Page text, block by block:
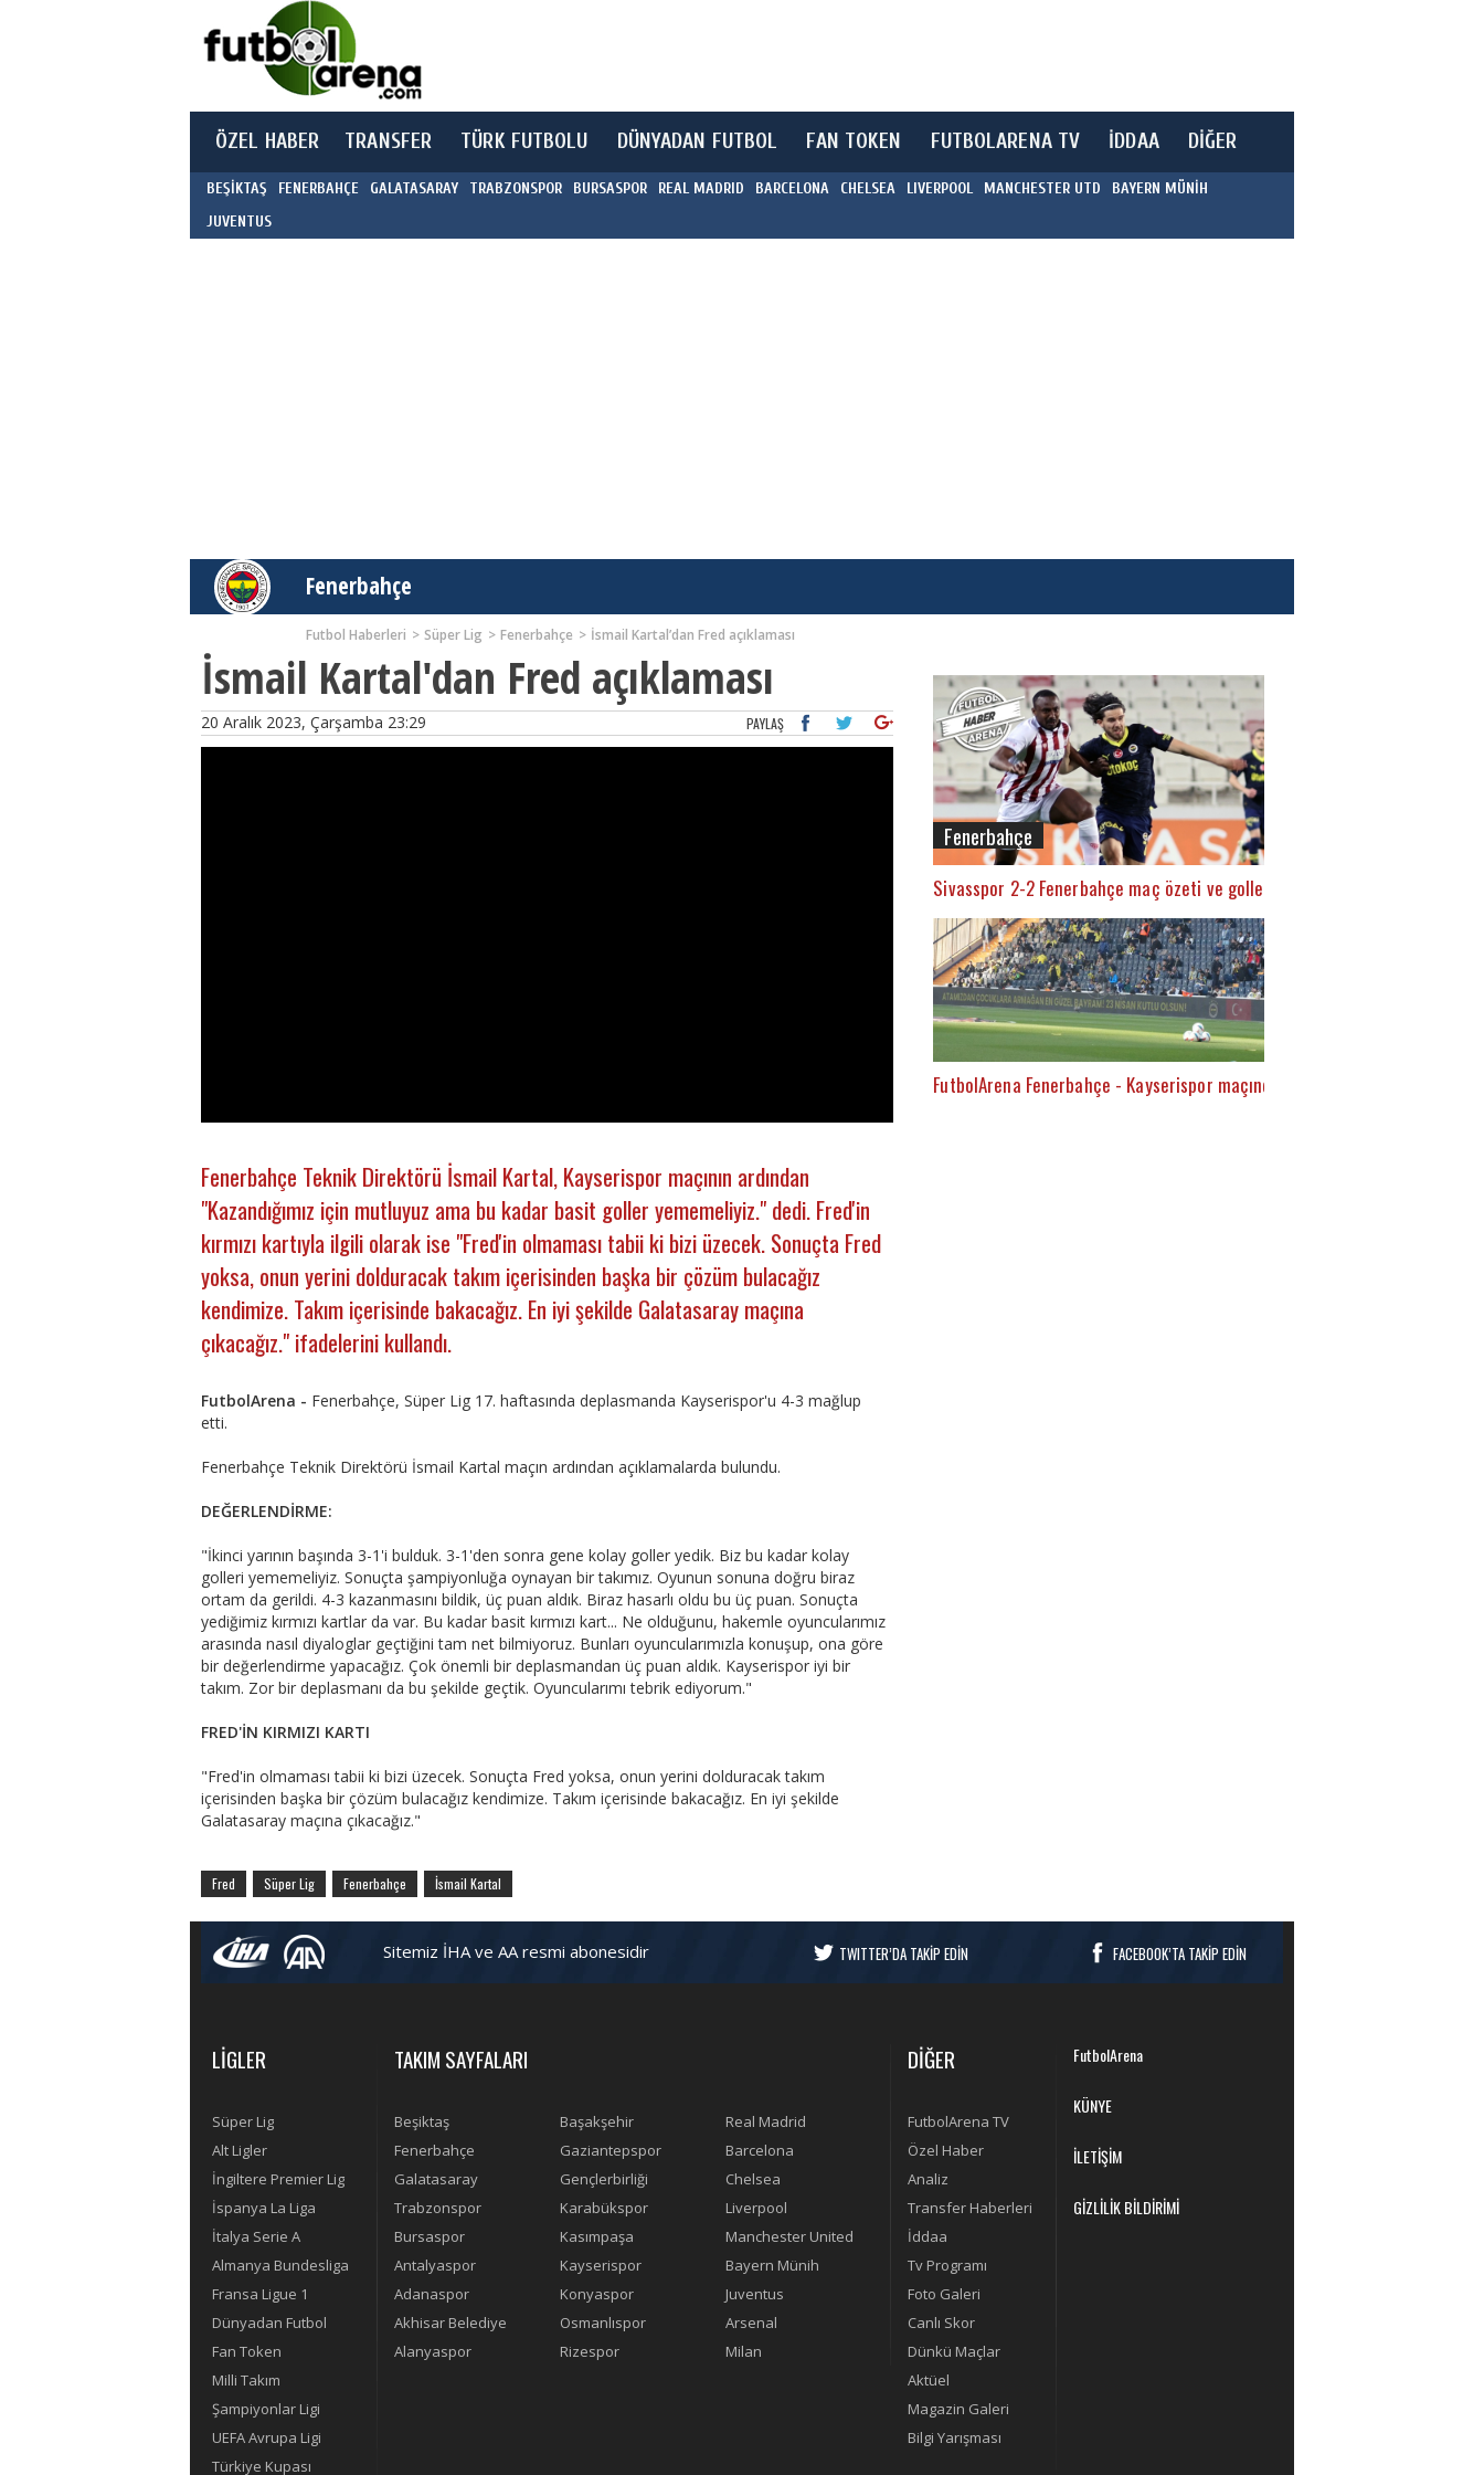
ÖZEL HABER TRANSFER TÜRK FUTBOLU DÜNYADAN FUTBOL FAN TOKEN FUTBOLARENA TV İDDAA DİĞER
BEŞİKTAŞ FENERBAHÇE GALATASARAY TRABZONSPOR BURSASPOR REAL MADRID BARCELONA CHELSEA LIVERPOOL MANCHESTER UTD
BAYERN MÜNİH
JUVENTUS
Fenerbahçe
Futbol Haberleri Süper Lig Fenerbahçe İsmail Kartal’dan Fred açıklaması
İsmail Kartal'dan Fred açıklaması
20 Aralık 2023, Çarşamba 23:29 PAYLAŞ
Fenerbahçe Teknik Direktörü İsmail Kartal, Kayserispor maçının ardından
"Kazandığımız için mutluyuz ama bu kadar basit goller yememeliyiz." dedi. Fred'in
kırmızı kartıyla ilgili olarak ise "Fred'in olmaması tabii ki bizi üzecek. Sonuçta Fred
yoksa, onun yerini dolduracak takım içerisinden başka bir çözüm bulacağız
kendimize. Takım içerisinde bakacağız. En iyi şekilde Galatasaray maçına
çıkacağız." ifadelerini kullandı.
FutbolArena - Fenerbahçe, Süper Lig 17. haftasında deplasmanda Kayserispor'u 4-3 mağlup
etti.
Fenerbahçe Teknik Direktörü İsmail Kartal maçın ardından açıklamalarda bulundu.
DEĞERLENDİRME:
"İkinci yarının başında 3-1'i bulduk. 3-1'den sonra gene kolay goller yedik. Biz bu kadar kolay
golleri yememeliyiz. Sonuçta şampiyonluğa oynayan bir takımız. Oyunun sonuna doğru biraz
ortam da gerildi. 4-3 kazanmasını bildik, üç puan aldık. Biraz hasarlı oldu bu üç puan. Sonuçta
yediğimiz kırmızı kartlar da var. Bu kadar basit kırmızı kart... Ne olduğunu, hakemle oyuncularımız
arasında nasıl diyaloglar geçtiğini tam net bilmiyoruz. Bunları oyuncularımızla konuşup, ona göre
bir değerlendirme yapacağız. Çok önemli bir deplasmandan üç puan aldık. Kayserispor iyi bir
takım. Zor bir deplasmanı da bu şekilde geçtik. Oyuncularımı tebrik ediyorum."
FRED'İN KIRMIZI KARTI
"Fred'in olmaması tabii ki bizi üzecek. Sonuçta Fred yoksa, onun yerini dolduracak takım
içerisinden başka bir çözüm bulacağız kendimize. Takım içerisinde bakacağız. En iyi şekilde
Galatasaray maçına çıkacağız."
Fred Süper Lig Fenerbahçe İsmail Kartal
Fenerbahçe
Sivasspor 2-2 Fenerbahçe maç özeti ve golleri (İZLE)
FutbolArena Fenerbahçe - Kayserispor maçında
Sitemiz İHA ve AA resmi abonesidir TWITTER’DA TAKİP EDİN FACEBOOK’TA TAKİP EDİN
LİGLER
Süper Lig
Alt Ligler
İngiltere Premier Lig
İspanya La Liga
İtalya Serie A
Almanya Bundesliga
Fransa Ligue 1
Dünyadan Futbol
Fan Token
Milli Takım
Şampiyonlar Ligi
UEFA Avrupa Ligi
Türkiye Kupası
TAKIM SAYFALARI
Beşiktaş Başakşehir
Real Madrid
Fenerbahçe
Gaziantepspor
Barcelona
Galatasaray
Gençlerbirliği
Chelsea
Trabzonspor
Karabükspor
Liverpool
Bursaspor
Kasımpaşa
Manchester United
Antalyaspor
Kayserispor
Bayern Münih
Adanaspor
Konyaspor
Juventus
Akhisar Belediye
Osmanlıspor
Arsenal
Alanyaspor
Rizespor Milan
DİĞER
FutbolArena TV
Özel Haber
Analiz
Transfer Haberleri
İddaa
Tv Programı
Foto Galeri
Canlı Skor
Dünkü Maçlar
Aktüel
Magazin Galeri
Bilgi Yarışması
FutbolArena
KÜNYE
İLETİŞİM
GİZLİLİK BİLDİRİMİ